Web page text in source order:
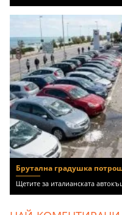
Брутална градушка
Щетите за италианската